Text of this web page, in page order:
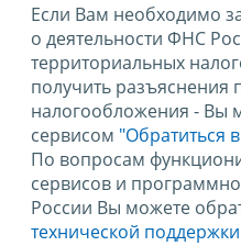
Если Вам необходимо
о деятельности ФНС
территориальных
получить разъяснения
налогообложения - Вы
сервисом "Обратиться
По вопросам
сервисов и
России Вы можете
технической